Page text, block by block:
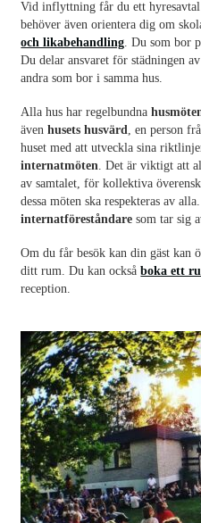
Vid inflyttning får du ett
behöver även orientera dig om
och likabehandling . Du som bor
Du delar ansvaret för städningen
andra som bor i samma hus.
Alla hus har regelbundna
ävenhusets husvärd , en person
huset med att utveckla sina
internatmöten . Det är viktigt att
av samtalet, för kollektiva
dessa möten ska respekteras av
internatföreståndare som tar sig
Om du får besök kan din gäst kan
ditt rum. Du kan ocksåboka ett
reception.